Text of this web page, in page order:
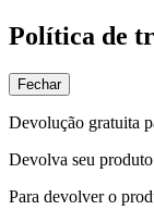
Política de
Fechar
Devolução gratuita
Devolva seu
Para devolver o